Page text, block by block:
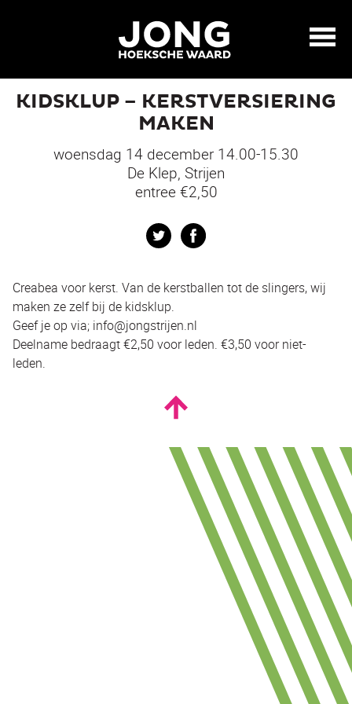
KIDSKLUP – KERSTVERSIERING
MAKEN
woensdag 14 december 14.00-15.30
De Klep, Strijen
entree €2,50
Twitter
Creabea voor kerst. Van de kerstballen tot de slingers, wij
maken ze zelf bij de kidsklup.
Geef je op via; info@jongstrijen.nl
Deelname bedraagt €2,50 voor leden. €3,50 voor niet-
leden.